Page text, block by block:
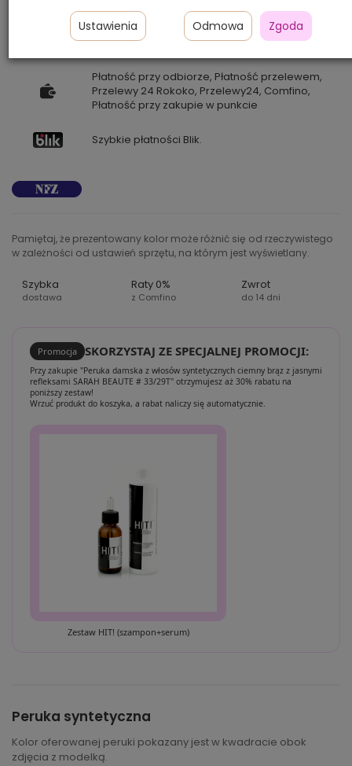
VIDEOKONSULTACJA
Płatność przy odbiorze, Płatność przelewem,
Przelewy 24 Rokoko, Przelewy24, Comfino,
Płatność przy zakupie w punkcie
Szybkie płatności Blik.
Pamiętaj, że prezentowany kolor może różnić się od rzeczywistego
w zależności od ustawień sprzętu, na którym jest wyświetlany.
Szybka
dostawa
Raty 0%
z Comfino
Zwrot
do 14 dni
Promocja SKORZYSTAJ ZE SPECJALNEJ PROMOCJI:
Przy zakupie "Peruka damska z włosów syntetycznych ciemny brąz z jasnymi
refleksami SARAH BEAUTE # 33/29T" otrzymujesz aż 30% rabatu na
poniższy zestaw!
Wrzuć produkt do koszyka, a rabat naliczy się automatycznie.
Zestaw HIT! (szampon+serum)
Peruka syntetyczna
Kolor oferowanej peruki pokazany jest w kwadracie obok
zdjęcia z modelką.
Ustawienia Odmowa Zgoda